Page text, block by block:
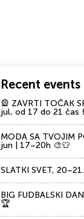
Recent events
🎡 ZAVRTI TOČAK
jul, od 17 do 21 čas
MODA SA TVOJIM
jun | 17–20h 🎨👕
SLATKI SVET,
BIG FUDBALSKI
🏆